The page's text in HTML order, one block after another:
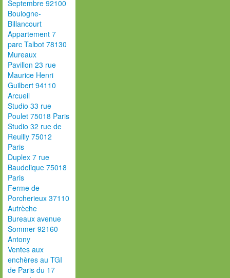
Septembre 92100
Boulogne-
Billancourt
Appartement 7
parc Talbot 78130
Mureaux
Pavillon 23 rue
Maurice Henri
Guilbert 94110
Arcueil
Studio 33 rue
Poulet 75018 Paris
Studio 32 rue de
Reuilly 75012
Paris
Duplex 7 rue
Baudelique 75018
Paris
Ferme de
Porcherieux 37110
Autrèche
Bureaux avenue
Sommer 92160
Antony
Ventes aux
enchères au TGI
de Paris du 17